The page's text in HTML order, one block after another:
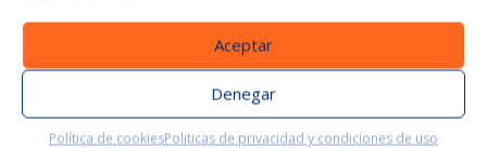
Aceptar
Denegar
Política de cookiesPoliticas de privacidad y condiciones de uso